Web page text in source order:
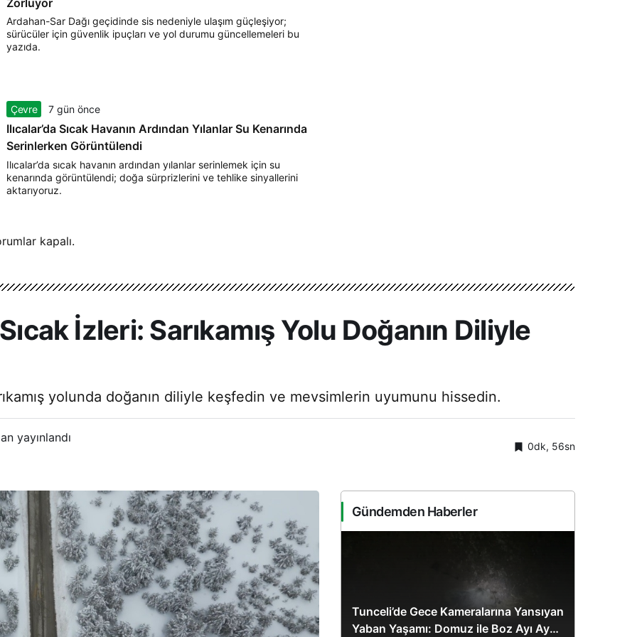
Zorluyor
Ardahan-Sar Dağı geçidinde sis nedeniyle ulaşım güçleşiyor;
sürücüler için güvenlik ipuçları ve yol durumu güncellemeleri bu
yazıda.
Çevre 7 gün önce
Ilıcalar’da Sıcak Havanın Ardından Yılanlar Su Kenarında
Serinlerken Görüntülendi
Ilıcalar’da sıcak havanın ardından yılanlar serinlemek için su
kenarında görüntülendi; doğa sürprizlerini ve tehlike sinyallerini
aktarıyoruz.
kapalı.
İzleri: Sarıkamış Yolu Doğanın Diliyle
yolunda doğanın diliyle keşfedin ve mevsimlerin uyumunu hissedin.
yayınlandı
0dk, 56sn
Gündemden Haberler
Tunceli’de Gece Kameralarına Yansıyan
Yaban Yaşamı: Domuz ile Boz Ayı Aynı